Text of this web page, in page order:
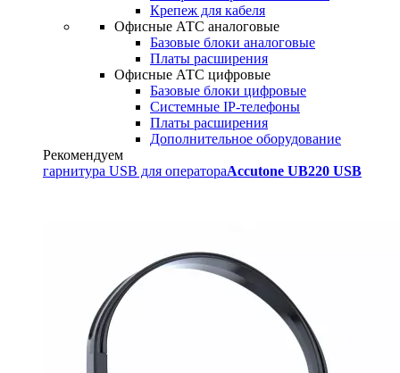
Крепеж для кабеля
Офисные АТС аналоговые
Базовые блоки аналоговые
Платы расширения
Офисные АТС цифровые
Базовые блоки цифровые
Системные IP-телефоны
Платы расширения
Дополнительное оборудование
Рекомендуем
гарнитура USB для оператораAccutone UB220 USB